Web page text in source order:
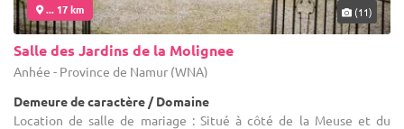
... 17 km (11)
Salle des Jardins de la Molignee
Anhée - Province de Namur (WNA)
Demeure de caractère / Domaine
Location de salle de mariage : Situé à côté de la Meuse et du